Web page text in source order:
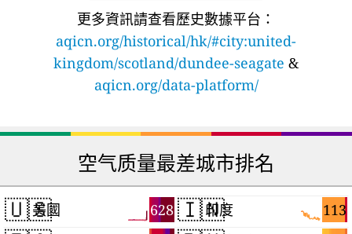
更多資訊請查看歷史數據平台：
aqicn.org/historical/hk/#city:united-
kingdom/scotland/dundee-seagate &
aqicn.org/data-platform/
空气质量最差城市排名
🇺🇸 628
美國 🇮🇳 113
印度